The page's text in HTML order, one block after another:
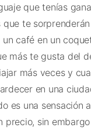
que tenías
que te
café en un
más te gusta del
más veces y
en una
es una sensación
precio, sin